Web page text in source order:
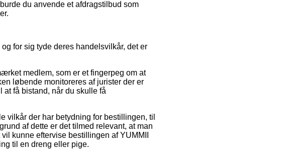
du anvende et afdragstilbud som
for sig tyde deres handelsvilkår, det er
medlem, som er et fingerpeg om at
løbende monitoreres af jurister der er
få bistand, når du skulle få
vilkår der har betydning for bestillingen, til
af dette er det tilmed relevant, at man
kunne eftervise bestillingen af YUMMII
til en dreng eller pige.